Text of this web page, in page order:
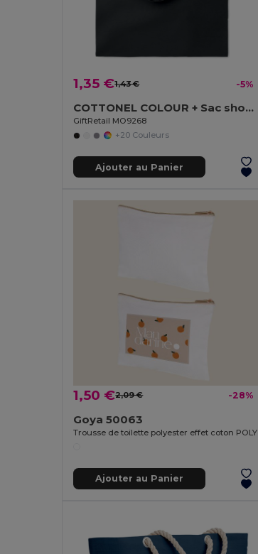
1,35 €1,43 € -5%
COTTONEL COLOUR + Sac shopping coton 140gr/m²
GiftRetail MO9268
+20 Couleurs
Ajouter au Panier
1,50 €2,09 € -28%
Goya 50063
Trousse de toilette polyester effet coton POLY
Ajouter au Panier